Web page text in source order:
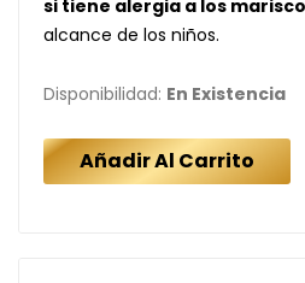
si tiene alergia a los
alcance de los niños.
Disponibilidad: En Existencia
Añadir Al Carrito